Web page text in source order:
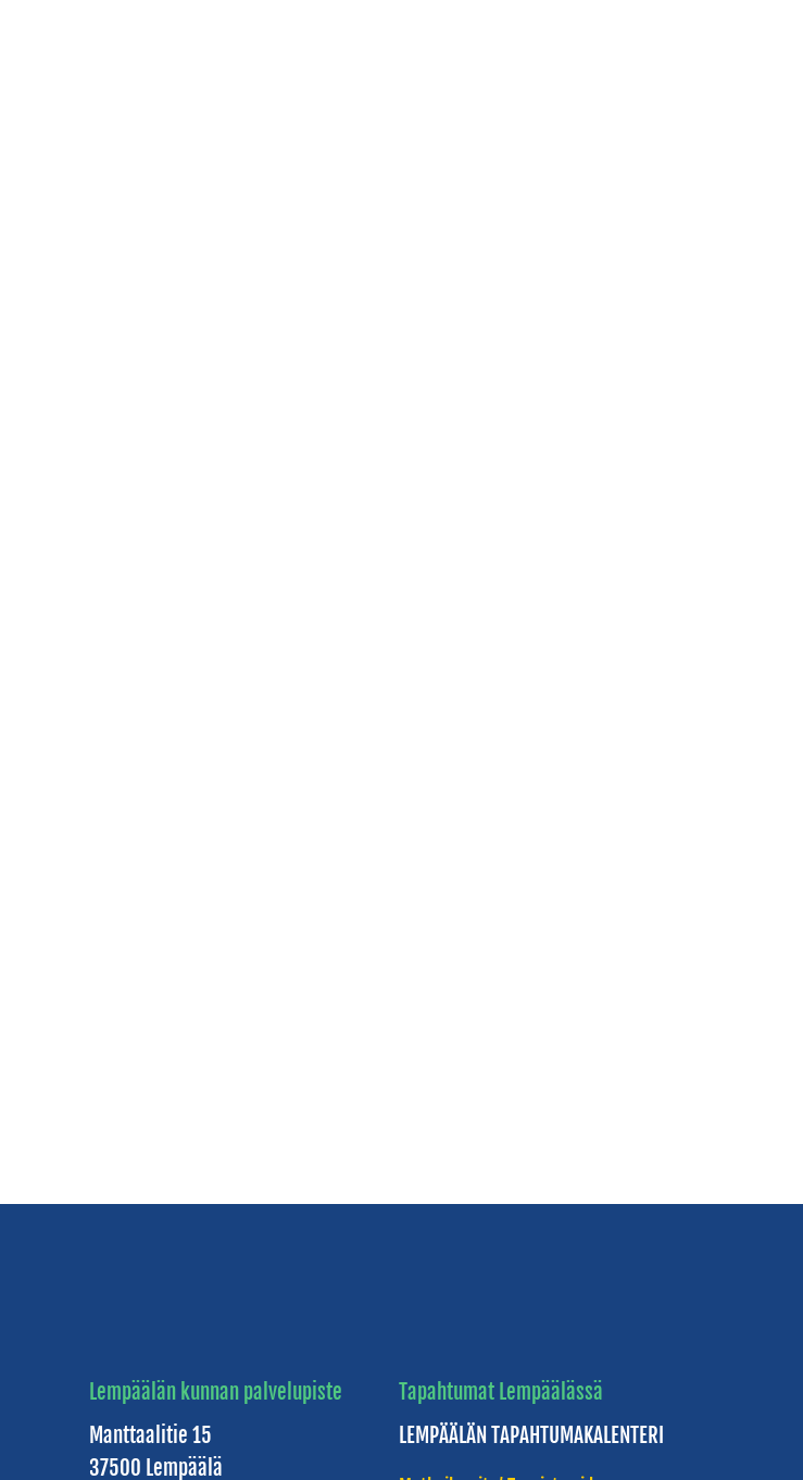
Lempäälän kunnan palvelupiste
Manttaalitie 15
37500 Lempäälä
Tapahtumat Lempäälässä
LEMPÄÄLÄN TAPAHTUMAKALENTERI